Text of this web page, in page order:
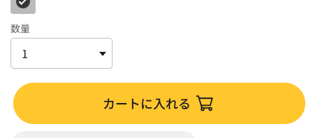
数量
カートに入れる